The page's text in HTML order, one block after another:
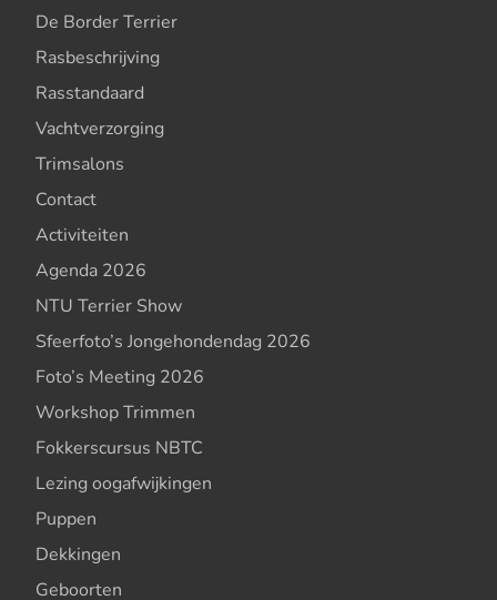
De Border Terrier
Rasbeschrijving
Rasstandaard
Vachtverzorging
Trimsalons
Contact
Activiteiten
Agenda 2026
NTU Terrier Show
Sfeerfoto’s Jongehondendag 2026
Foto’s Meeting 2026
Workshop Trimmen
Fokkerscursus NBTC
Lezing oogafwijkingen
Puppen
Dekkingen
Geboorten